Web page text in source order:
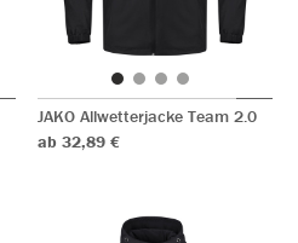
JAKO Allwetterjacke Team 2.0
ab 32,89 €